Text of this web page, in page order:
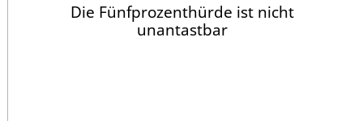
Die Fünfprozenthürde ist nicht
unantastbar